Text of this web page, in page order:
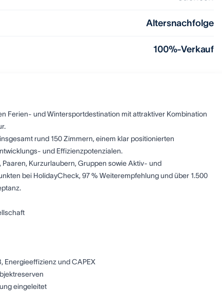
Altersnachfolge
100%-Verkauf
Ferien- und Wintersportdestination mit attraktiver Kombination
rund 150 Zimmern, einem klar positionierten
und Effizienzpotenzialen.
Kurzurlaubern, Gruppen sowie Aktiv- und
bei HolidayCheck, 97 % Weiterempfehlung und über 1.500
Energieeffizienz und CAPEX
eingeleitet